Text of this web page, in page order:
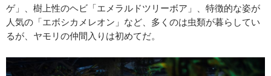
ゲ」、樹上性のヘビ「エメラルドツリーボア」、特徴的な姿が
人気の「エボシカメレオン」など、多くのは虫類が暮らしてい
るが、ヤモリの仲間入りは初めてだ。